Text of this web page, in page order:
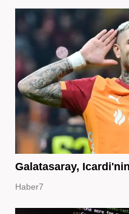
Galatasaray,
Haber7